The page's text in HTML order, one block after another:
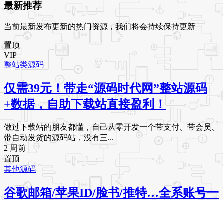
最新推荐
当前最新发布更新的热门资源，我们将会持续保持更新
置顶
VIP
整站类源码
仅需39元！带走“源码时代网”整站源码
+数据，自助下载站直接盈利！
做过下载站的朋友都懂，自己从零开发一个带支付、带会员、
带自动发货的源码站，没有三...
2 周前
置顶
其他源码
谷歌邮箱/苹果ID/脸书/推特…全系账号一